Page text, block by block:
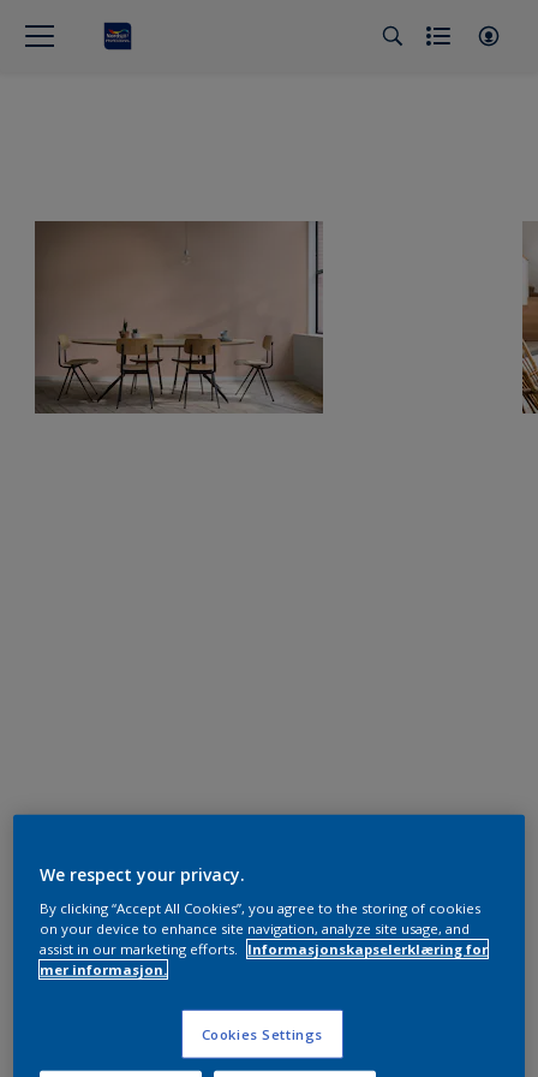
We respect your privacy.
By clicking “Accept All Cookies”, you agree to the storing of cookies
on your device to enhance site navigation, analyze site usage, and
assist in our marketing efforts.
Informasjonskapselerklæring for
mer informasjon.
Cookies Settings